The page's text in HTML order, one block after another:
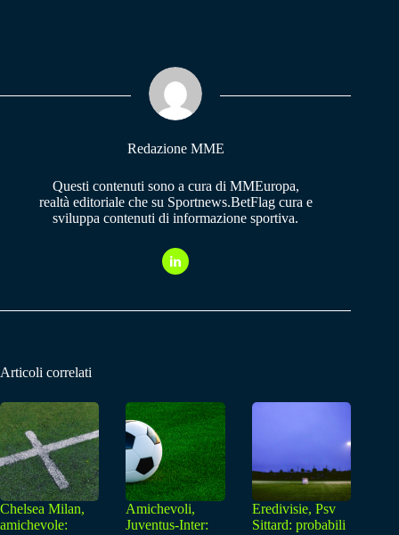
pp m
Redazione MME
Questi contenuti sono a cura di MMEuropa,
realtà editoriale che su Sportnews.BetFlag cura e
sviluppa contenuti di informazione sportiva.
Articoli correlati
Chelsea Milan,
amichevole:
Amichevoli,
Juventus-Inter:
Eredivisie, Psv
Sittard: probabili